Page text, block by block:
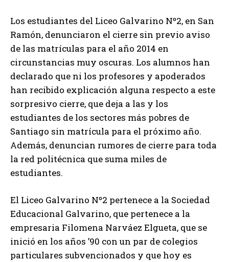
Los estudiantes del Liceo Galvarino Nº2, en San
Ramón, denunciaron el cierre sin previo aviso
de las matrículas para el año 2014 en
circunstancias muy oscuras. Los alumnos han
declarado que ni los profesores y apoderados
han recibido explicación alguna respecto a este
sorpresivo cierre, que deja a las y los
estudiantes de los sectores más pobres de
Santiago sin matrícula para el próximo año.
Además, denuncian rumores de cierre para toda
la red politécnica que suma miles de
estudiantes.
El Liceo Galvarino Nº2 pertenece a la Sociedad
Educacional Galvarino, que pertenece a la
empresaria Filomena Narváez Elgueta, que se
inició en los años ’90 con un par de colegios
particulares subvencionados y que hoy es